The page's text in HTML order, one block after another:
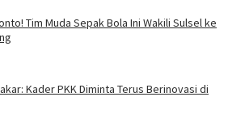
Tim Muda Sepak Bola Ini Wakili Sulsel ke
Kader PKK Diminta Terus Berinovasi di